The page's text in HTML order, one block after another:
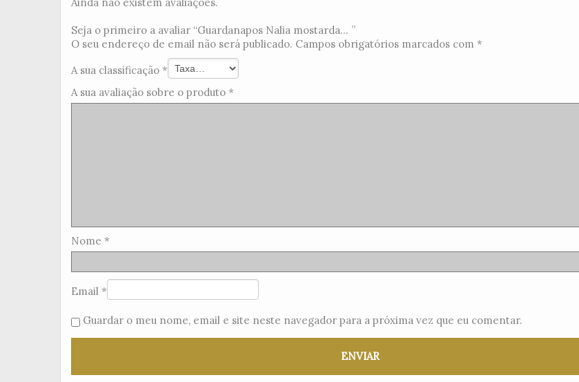
Seja o primeiro a avaliar “Guardanapos Nalia mostarda... ”
O seu endereço de email não será publicado. Campos obrigatórios marcados com *
A sua classificação *
A sua avaliação sobre o produto *
Nome *
Email *
Guardar o meu nome, email e site neste navegador para a próxima vez que eu comentar.